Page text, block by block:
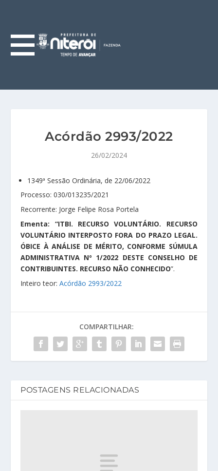
Acórdão 2993/2022
26/02/2024
1349ª Sessão Ordinária, de 22/06/2022
Processo: 030/013235/2021
Recorrente: Jorge Felipe Rosa Portela
Ementa: “ITBI. RECURSO VOLUNTÁRIO. RECURSO
VOLUNTÁRIO INTERPOSTO FORA DO PRAZO LEGAL.
ÓBICE À ANÁLISE DE MÉRITO, CONFORME SÚMULA
ADMINISTRATIVA Nº 1/2022 DESTE CONSELHO DE
CONTRIBUINTES. RECURSO NÃO CONHECIDO”.
Inteiro teor:Acórdão 2993/2022
COMPARTILHAR:
POSTAGENS RELACIONADAS